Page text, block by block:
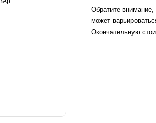
Обратите внимание,
может
Окончательную